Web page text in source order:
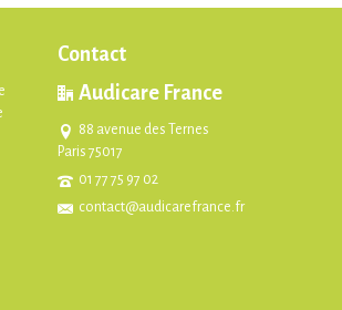
Contact
Audicare France
88 avenue des Ternes
Paris 75017
01 77 75 97 02
contact@audicarefrance.fr